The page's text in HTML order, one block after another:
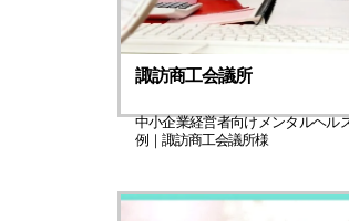
諏訪商工会議所
中小企業経営者向けメンタルヘル
例｜諏訪商工会議所様